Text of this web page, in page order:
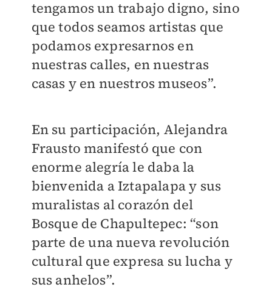
tengamos un trabajo digno, sino
que todos seamos artistas que
podamos expresarnos en
nuestras calles, en nuestras
casas y en nuestros museos”.
En su participación, Alejandra
Frausto manifestó que con
enorme alegría le daba la
bienvenida a Iztapalapa y sus
muralistas al corazón del
Bosque de Chapultepec: “son
parte de una nueva revolución
cultural que expresa su lucha y
sus anhelos”.